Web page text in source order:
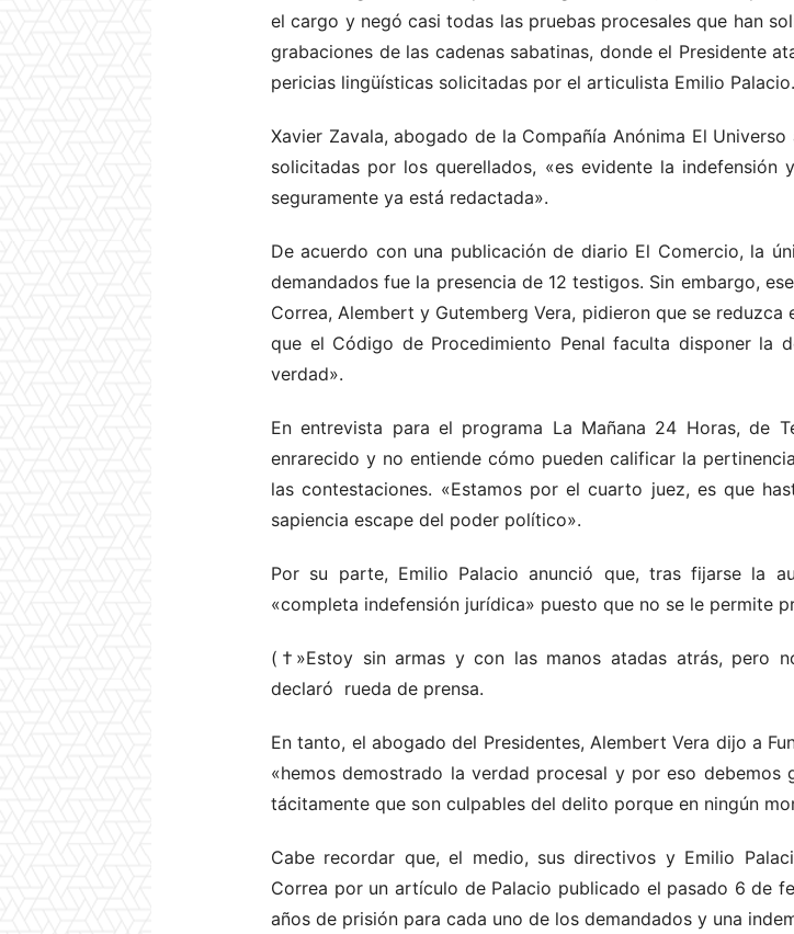
el cargo y negó casi todas las pruebas procesales que han
grabaciones de las cadenas sabatinas, donde el Presidente
pericias lingüísticas solicitadas por el articulista Emilio Palacio.
Xavier Zavala, abogado de la Compañía Anónima El
solicitadas por los querellados, «es evidente la indefensión
seguramente ya está redactada».
De acuerdo con una publicación de diario El Comercio, la
demandados fue la presencia de 12 testigos. Sin embargo,
Correa, Alembert y Gutemberg Vera, pidieron que se
que el Código de Procedimiento Penal faculta disponer la
verdad».
En entrevista para el programa La Mañana 24 Horas, de
enrarecido y no entiende cómo pueden calificar la
las contestaciones. «Estamos por el cuarto juez, es que
sapiencia escape del poder político».
Por su parte, Emilio Palacio anunció que, tras fijarse la
«completa indefensión jurídica» puesto que no se le permite
(†»Estoy sin armas y con las manos atadas atrás, pero
declaró rueda de prensa.
En tanto, el abogado del Presidentes, Alembert Vera dijo a
«hemos demostrado la verdad procesal y por eso debemos
tácitamente que son culpables del delito porque en ningún
Cabe recordar que, el medio, sus directivos y Emilio
Correa por un artículo de Palacio publicado el pasado 6 de
años de prisión para cada uno de los demandados y una